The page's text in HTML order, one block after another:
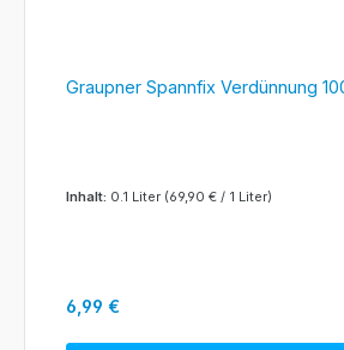
Graupner Spannfix Verdünnung
Inhalt: 0.1 Liter (69,90 € / 1 Liter)
Regulärer Preis:
6,99 €